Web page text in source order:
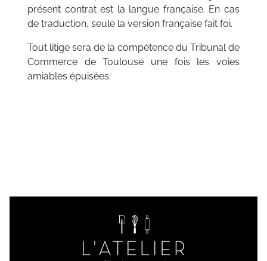
présent contrat est la langue française. En cas
de traduction, seule la version française fait foi.
Tout litige sera de la compétence du Tribunal de
Commerce de Toulouse une fois les voies
amiables épuisées.